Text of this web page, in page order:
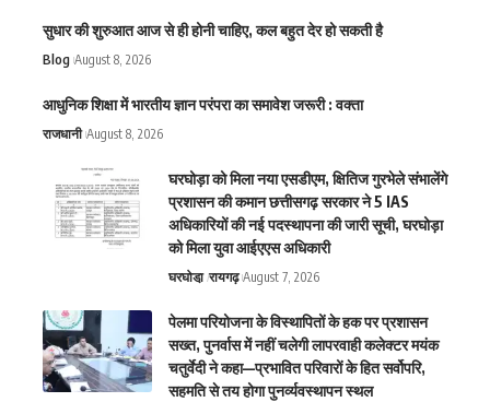
सुधार की शुरुआत आज से ही होनी चाहिए, कल बहुत देर हो सकती है
Blog August 8, 2026
आधुनिक शिक्षा में भारतीय ज्ञान परंपरा का समावेश जरूरी : वक्ता
राजधानी August 8, 2026
घरघोड़ा को मिला नया एसडीएम, क्षितिज गुरभेले संभालेंगे
प्रशासन की कमान छत्तीसगढ़ सरकार ने 5 IAS
अधिकारियों की नई पदस्थापना की जारी सूची, घरघोड़ा
को मिला युवा आईएएस अधिकारी
घरघोडा़ रायगढ़ August 7, 2026
पेलमा परियोजना के विस्थापितों के हक पर प्रशासन
सख्त, पुनर्वास में नहीं चलेगी लापरवाही कलेक्टर मयंक
चतुर्वेदी ने कहा—प्रभावित परिवारों के हित सर्वोपरि,
सहमति से तय होगा पुनर्व्यवस्थापन स्थल